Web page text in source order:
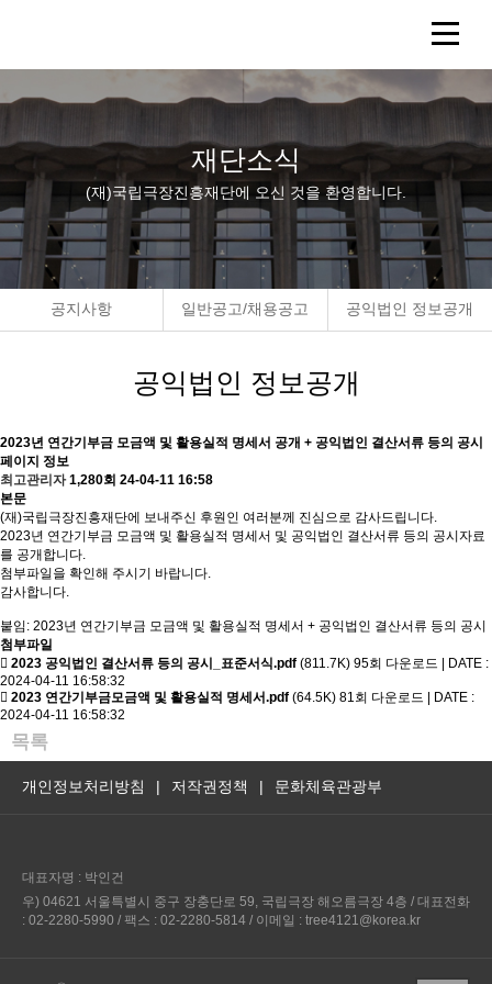
재단소식
(재)국립극장진흥재단에 오신 것을 환영합니다.
공지사항 일반공고/채용공고 공익법인 정보공개
공익법인 정보공개
2023년 연간기부금 모금액 및 활용실적 명세서 공개 + 공익법인 결산서류 등의 공시
페이지 정보
최고관리자 1,280회 24-04-11 16:58
본문
(재)국립극장진흥재단에 보내주신 후원인 여러분께 진심으로 감사드립니다.
2023년 연간기부금 모금액 및 활용실적 명세서 및 공익법인 결산서류 등의 공시자료
를 공개합니다.
첨부파일을 확인해 주시기 바랍니다.
감사합니다.
붙임: 2023년 연간기부금 모금액 및 활용실적 명세서 + 공익법인 결산서류 등의 공시
첨부파일
2023 공익법인 결산서류 등의 공시_표준서식.pdf (811.7K) 95회 다운로드 | DATE :
2024-04-11 16:58:32
2023 연간기부금모금액 및 활용실적 명세서.pdf (64.5K) 81회 다운로드 | DATE :
2024-04-11 16:58:32
목록
개인정보처리방침 | 저작권정책 | 문화체육관광부
대표자명 : 박인건
우) 04621 서울특별시 중구 장충단로 59, 국립극장 해오름극장 4층 / 대표전화
: 02-2280-5990 / 팩스 : 02-2280-5814 / 이메일 : tree4121@korea.kr